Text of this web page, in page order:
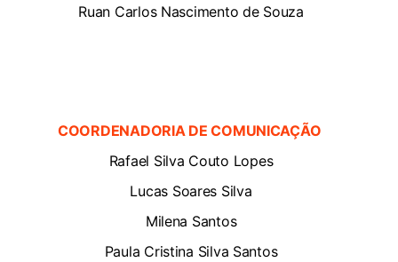
Ruan Carlos Nascimento de Souza
COORDENADORIA DE COMUNICAÇÃO
Rafael Silva Couto Lopes
Lucas Soares Silva
Milena Santos
Paula Cristina Silva Santos